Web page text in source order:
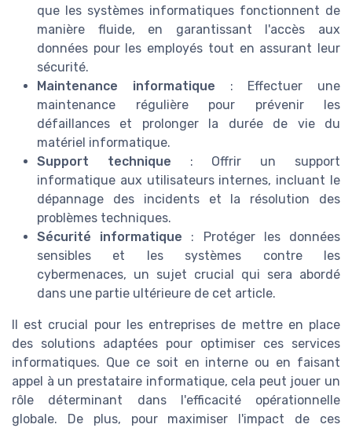
que les systèmes informatiques fonctionnent de
manière fluide, en garantissant l'accès aux
données pour les employés tout en assurant leur
sécurité.
Maintenance informatique : Effectuer une
maintenance régulière pour prévenir les
défaillances et prolonger la durée de vie du
matériel informatique.
Support technique : Offrir un support
informatique aux utilisateurs internes, incluant le
dépannage des incidents et la résolution des
problèmes techniques.
Sécurité informatique : Protéger les données
sensibles et les systèmes contre les
cybermenaces, un sujet crucial qui sera abordé
dans une partie ultérieure de cet article.
Il est crucial pour les entreprises de mettre en place
des solutions adaptées pour optimiser ces services
informatiques. Que ce soit en interne ou en faisant
appel à un prestataire informatique, cela peut jouer un
rôle déterminant dans l'efficacité opérationnelle
globale. De plus, pour maximiser l'impact de ces